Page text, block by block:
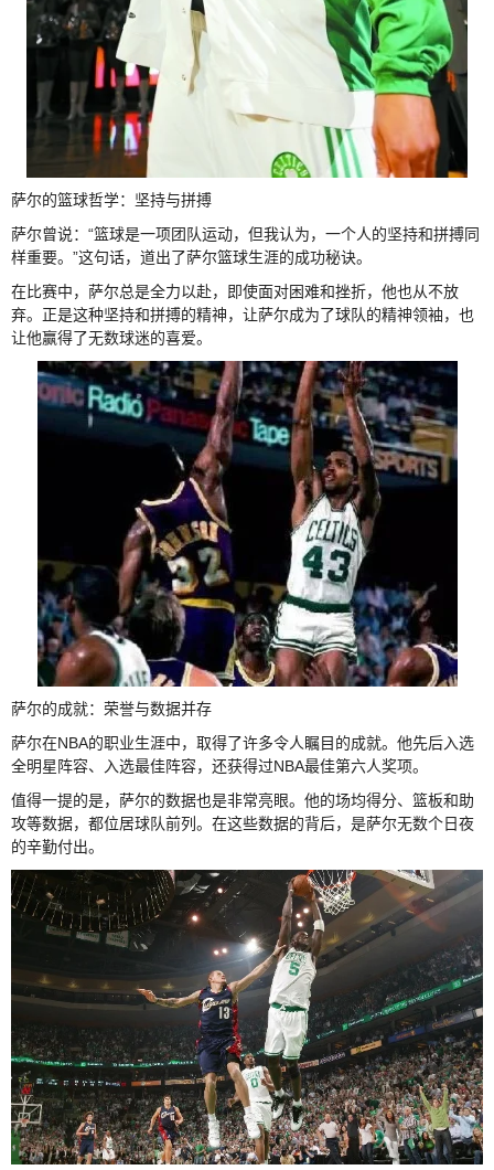
萨尔的篮球哲学：坚持与拼搏
萨尔曾说：“篮球是一项团队运动，但我认为，一个人的坚持和拼搏同
样重要。”这句话，道出了萨尔篮球生涯的成功秘诀。
在比赛中，萨尔总是全力以赴，即使面对困难和挫折，他也从不放
弃。正是这种坚持和拼搏的精神，让萨尔成为了球队的精神领袖，也
让他赢得了无数球迷的喜爱。
萨尔的成就：荣誉与数据并存
萨尔在NBA的职业生涯中，取得了许多令人瞩目的成就。他先后入选
全明星阵容、入选最佳阵容，还获得过NBA最佳第六人奖项。
值得一提的是，萨尔的数据也是非常亮眼。他的场均得分、篮板和助
攻等数据，都位居球队前列。在这些数据的背后，是萨尔无数个日夜
的辛勤付出。